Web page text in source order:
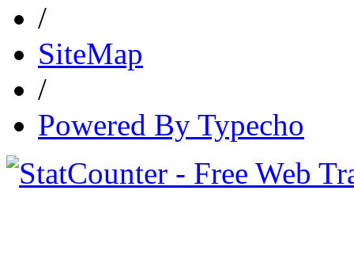
/
SiteMap
/
Powered By Typecho